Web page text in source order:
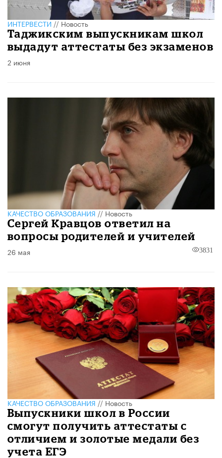
ИНТЕРВЕСТИ//Новость
Таджикским выпускникам школ
выдадут аттестаты без экзаменов
2 июня
КАЧЕСТВО ОБРАЗОВАНИЯ//Новость
Сергей Кравцов ответил на
вопросы родителей и учителей
26 мая 3831
КАЧЕСТВО ОБРАЗОВАНИЯ//Новость
Выпускники школ в России
смогут получить аттестаты с
отличием и золотые медали без
учета ЕГЭ